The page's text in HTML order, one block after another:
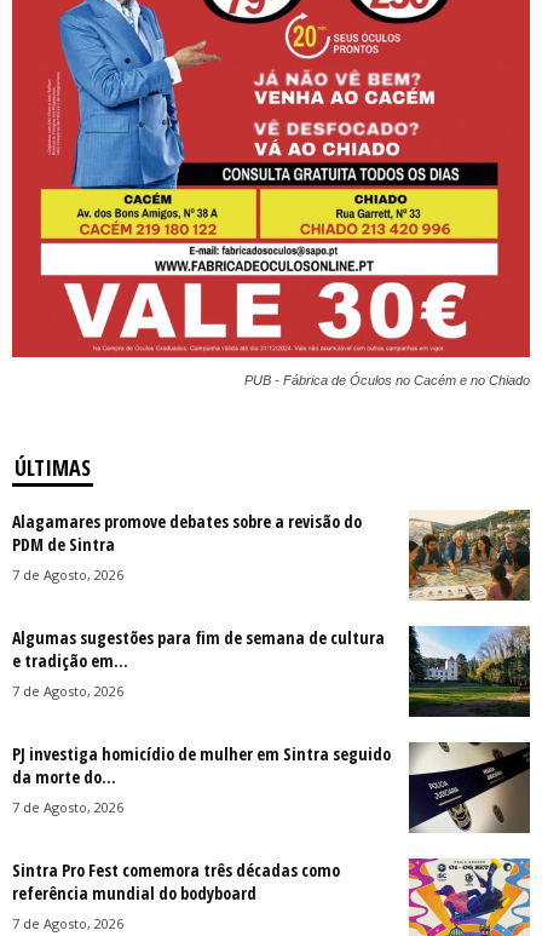
PUB - Fábrica de Óculos no Cacém e no Chiado
ÚLTIMAS
Alagamares promove debates sobre a revisão do
PDM de Sintra
7 de Agosto, 2026
Algumas sugestões para fim de semana de cultura
e tradição em...
7 de Agosto, 2026
PJ investiga homicídio de mulher em Sintra seguido
da morte do...
7 de Agosto, 2026
Sintra Pro Fest comemora três décadas como
referência mundial do bodyboard
7 de Agosto, 2026